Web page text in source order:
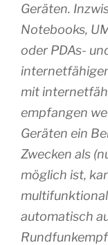
Geräten.
Notebooks,
oder PDAs-
mit
empfangen
Geräten ein
Zwecken als
möglich ist,
automatisch